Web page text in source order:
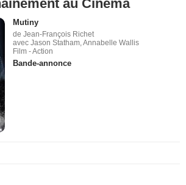
au Cinéma
Mutiny
de Jean-François Richet
avec Jason Statham, Annabelle Wallis
Film - Action
Bande-annonce